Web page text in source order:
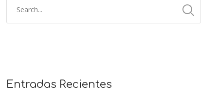
Entradas Recientes